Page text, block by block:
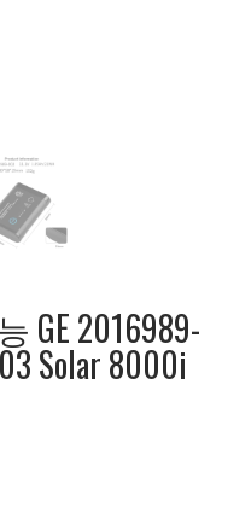
GE 2016989-
Solar 8000i